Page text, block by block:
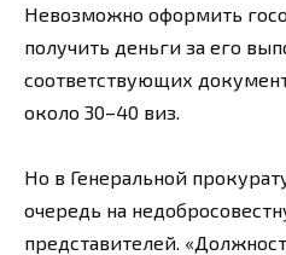
Невозможно оформить
получить деньги за его
соответствующих
около 30–40 виз.
Но в Генеральной
очередь на
представителей.